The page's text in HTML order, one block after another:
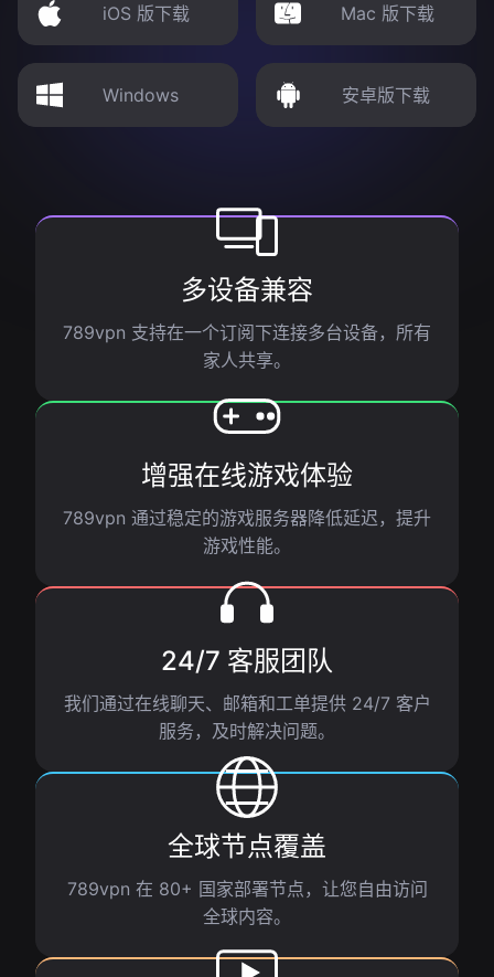
iOS 版下载 Mac 版下载
Windows 安卓版下载
多设备兼容
789vpn 支持在一个订阅下连接多台设备，所有
家人共享。
增强在线游戏体验
789vpn 通过稳定的游戏服务器降低延迟，提升
游戏性能。
24/7 客服团队
我们通过在线聊天、邮箱和工单提供 24/7 客户
服务，及时解决问题。
全球节点覆盖
789vpn 在 80+ 国家部署节点，让您自由访问
全球内容。